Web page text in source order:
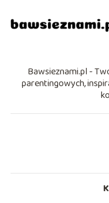
Bawsieznami.pl -
parentingowych,